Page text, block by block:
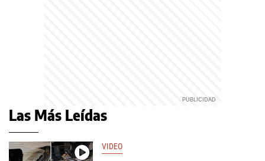
Las Más Leídas
VIDEO